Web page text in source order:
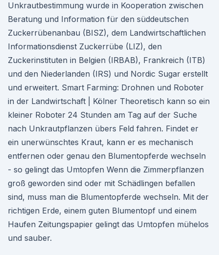
Unkrautbestimmung wurde in Kooperation zwischen
Beratung und Information für den süddeutschen
Zuckerrübenanbau (BISZ), dem Landwirtschaftlichen
Informationsdienst Zuckerrübe (LIZ), den
Zuckerinstituten in Belgien (IRBAB), Frankreich (ITB)
und den Niederlanden (IRS) und Nordic Sugar erstellt
und erweitert. Smart Farming: Drohnen und Roboter
in der Landwirtschaft | Kölner Theoretisch kann so ein
kleiner Roboter 24 Stunden am Tag auf der Suche
nach Unkrautpflanzen übers Feld fahren. Findet er
ein unerwünschtes Kraut, kann er es mechanisch
entfernen oder genau den Blumentopferde wechseln
- so gelingt das Umtopfen Wenn die Zimmerpflanzen
groß geworden sind oder mit Schädlingen befallen
sind, muss man die Blumentopferde wechseln. Mit der
richtigen Erde, einem guten Blumentopf und einem
Haufen Zeitungspapier gelingt das Umtopfen mühelos
und sauber.